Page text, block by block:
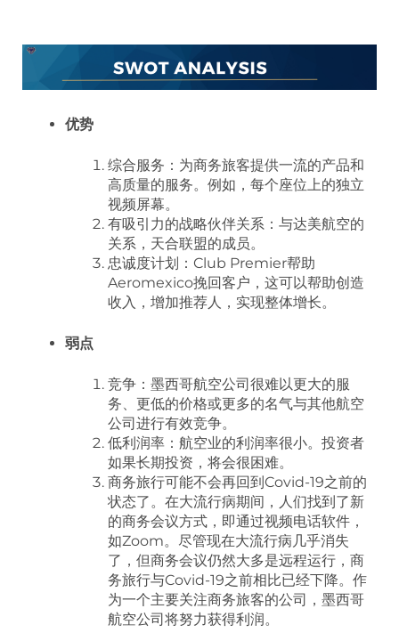
优势
综合服务：为商务旅客提供一流的产品和
高质量的服务。例如，每个座位上的独立
视频屏幕。
有吸引力的战略伙伴关系：与达美航空的
关系，天合联盟的成员。
忠诚度计划：Club Premier帮助
Aeromexico挽回客户，这可以帮助创造
收入，增加推荐人，实现整体增长。
弱点
竞争：墨西哥航空公司很难以更大的服
务、更低的价格或更多的名气与其他航空
公司进行有效竞争。
低利润率：航空业的利润率很小。投资者
如果长期投资，将会很困难。
商务旅行可能不会再回到Covid-19之前的
状态了。在大流行病期间，人们找到了新
的商务会议方式，即通过视频电话软件，
如Zoom。尽管现在大流行病几乎消失
了，但商务会议仍然大多是远程运行，商
务旅行与Covid-19之前相比已经下降。作
为一个主要关注商务旅客的公司，墨西哥
航空公司将努力获得利润。